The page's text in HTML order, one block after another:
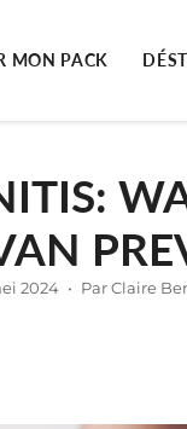
MON PACK
2024 Par Claire